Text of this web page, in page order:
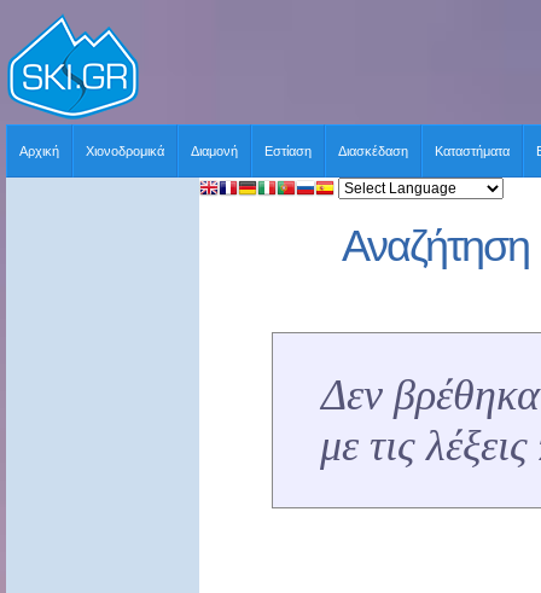
Αρχική Χιονοδρομικά Διαμονή Εστίαση Διασκέδαση Καταστήματα
Αναζήτηση
Δεν
με τις